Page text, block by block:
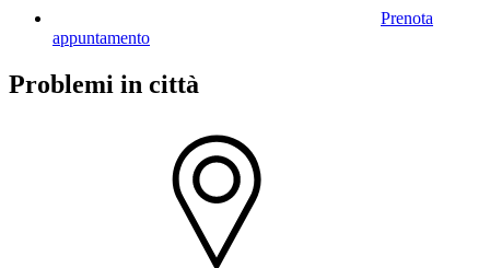
Prenota
appuntamento
Problemi in città